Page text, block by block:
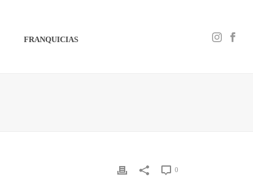
FRANQUICIAS
0